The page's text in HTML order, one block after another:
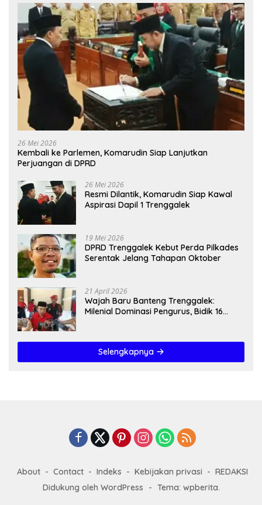
26 Mei 2026
Kembali ke Parlemen, Komarudin Siap Lanjutkan
Perjuangan di DPRD
26 Mei 2026
Resmi Dilantik, Komarudin Siap Kawal
Aspirasi Dapil 1 Trenggalek
19 Mei 2026
DPRD Trenggalek Kebut Perda Pilkades
Serentak Jelang Tahapan Oktober
21 April 2026
Wajah Baru Banteng Trenggalek:
Milenial Dominasi Pengurus, Bidik 16
Selengkapnya
About Contact Indeks Kebijakan privasi
REDAKSI
Didukung oleh WordPress
- Tema: wpberita.